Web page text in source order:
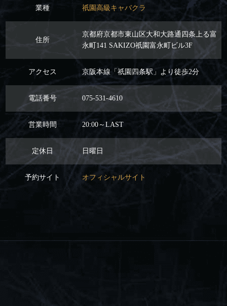
業種 祇園高級キャバクラ
住所
京都府京都市東山区大和大路通四条上る富
永町141 SAKIZO祇園富永町ビル3F
アクセス 京阪本線「祇園四条駅」より徒歩2分
電話番号 075-531-4610
営業時間 20:00～LAST
定休日 日曜日
予約サイト オフィシャルサイト